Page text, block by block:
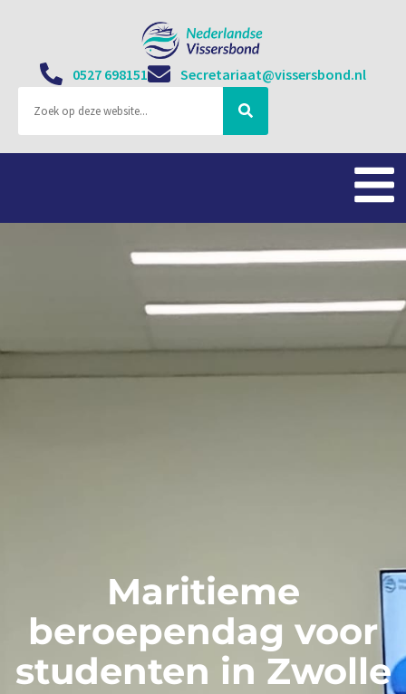
0527 698151 Secretariaat@vissersbond.nl
Maritieme
beroependag voor
studenten in Zwolle